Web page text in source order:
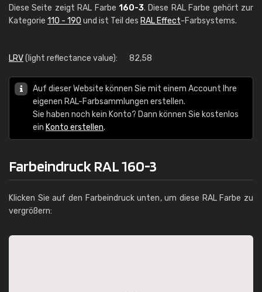
Diese Seite zeigt RAL Farbe 160-3. Diese RAL Farbe gehört zur
Kategorie 110 - 190 und ist Teil des RAL Effect-Farbsystems.
LRV(light reflectance value): 82,58
Auf dieser Website können Sie mit einem Account Ihre
eigenen RAL-Farbsammlungen erstellen.
Sie haben noch kein Konto? Dann können Sie kostenlos
ein Konto erstellen.
Farbeindruck RAL 160-3
Klicken Sie auf den Farbeindruck unten, um diese RAL Farbe zu
vergrößern: